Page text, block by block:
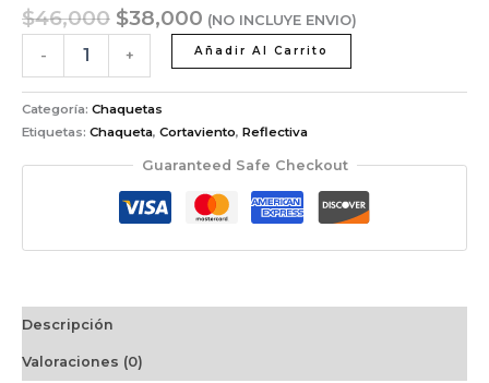
$46,000 $38,000 (NO INCLUYE ENVIO)
- + Añadir Al Carrito
Categoría: Chaquetas
Etiquetas: Chaqueta, Cortaviento, Reflectiva
Guaranteed Safe Checkout
Descripción
Valoraciones (0)